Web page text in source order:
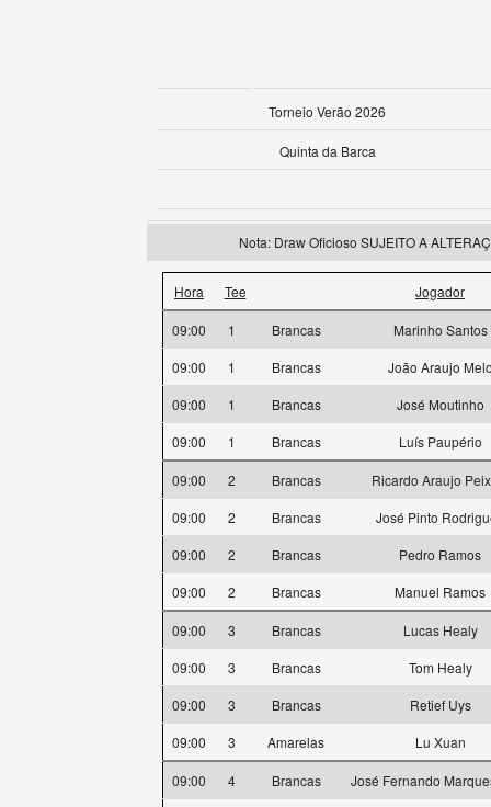
Torneio Verão 2026
Quinta da Barca
Nota: Draw Oficioso SUJEITO A
Hora Tee Jogador
09:00 1 Brancas
Marinho Santos
09:00
1 Brancas
João Araujo
09:00
1 Brancas
José Moutinho
09:00
1 Brancas Luís Paupério
09:00 2 Brancas
Ricardo Araujo
09:00
2 Brancas
José Pinto
09:00
2 Brancas
Pedro Ramos
09:00
2 Brancas Manuel Ramos
09:00 3 Brancas
Lucas Healy
09:00
3 Brancas
Tom Healy
09:00
3 Brancas
Retief Uys
09:00
3 Amarelas Lu Xuan
09:00 4 Brancas
José Fernando